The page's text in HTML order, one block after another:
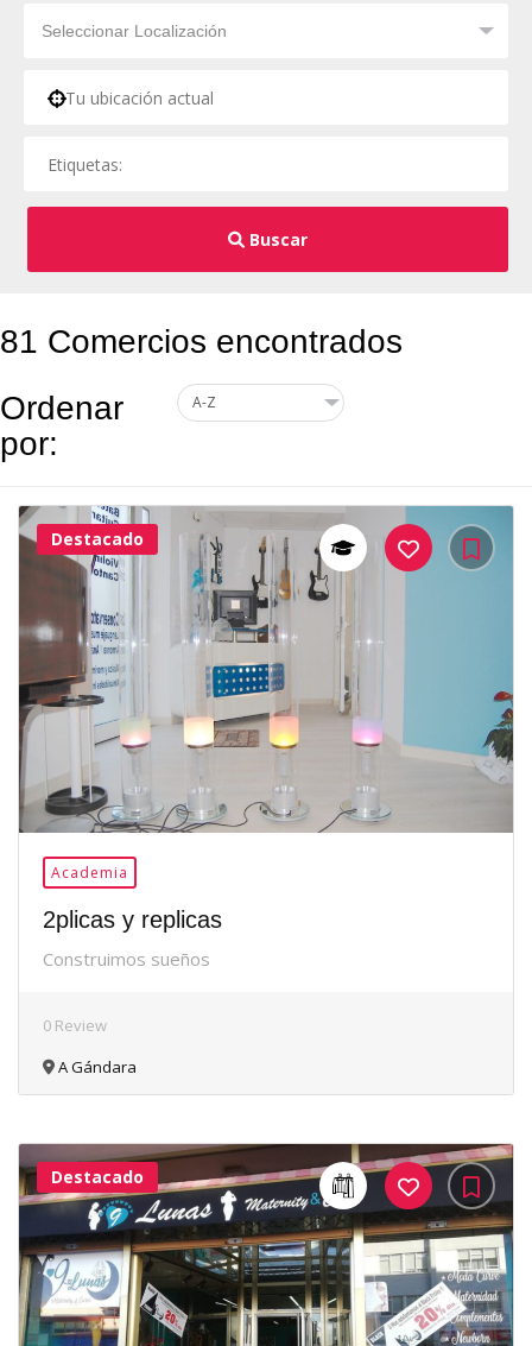
Buscar
81 Comercios encontrados
Ordenar
por:
38Me
Destacado
Academia
2plicas y replicas
Construimos sueños
0 Review
A Gándara
33Me
Gusta
Destacado